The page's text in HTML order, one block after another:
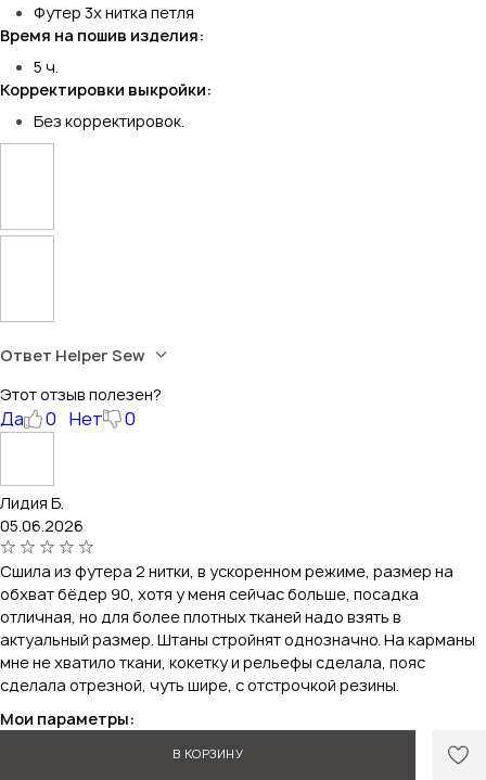
В КОРЗИНУ
Футер 3х нитка петля
Время на пошив изделия:
5 ч.
Корректировки выкройки:
Без корректировок.
Ответ Helper Sew
Этот отзыв полезен?
Да 0 Нет 0
Лидия Б.
05.06.2026
Сшила из футера 2 нитки, в ускоренном режиме, размер на
обхват бёдер 90, хотя у меня сейчас больше, посадка
отличная, но для более плотных тканей надо взять в
актуальный размер. Штаны стройнят однозначно. На карманы
мне не хватило ткани, кокетку и рельефы сделала, пояс
сделала отрезной, чуть шире, с отстрочкой резины.
Мои параметры: